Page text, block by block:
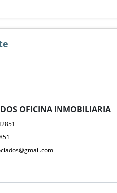
OFICINA INMOBILIARIA